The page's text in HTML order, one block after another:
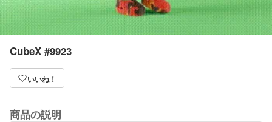
CubeX #9923
いいね！
商品の説明